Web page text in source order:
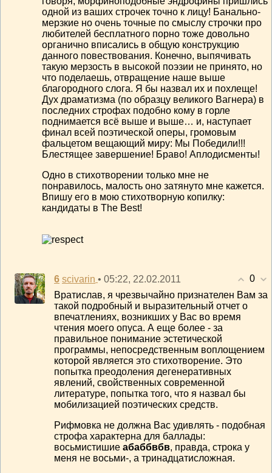
одной из ваших строчек точно к лицу! Банально-
мерзкие но очень точные по смыслу строчки про
любителей бесплатного порно тоже довольно
органично вписались в общую конструкцию
данного повествования. Конечно, выпячивать
такую мерзость в высокой поэзии не принято, но
что поделаешь, отвращение наше выше
благородного слога. Я бы назвал их и похлеще!
Дух драматизма (по образцу великого Вагнера) в
последних строфах подобно кому в горле
поднимается всё выше и выше… и, наступает
финал всей поэтической оперы, громовым
фальцетом вещающий миру: Мы Победили!!!
Блестящее завершение! Браво! Аплодисменты!
Одно в стихотворении только мне не
понравилось, малость оно затянуто мне кажется.
Впишу его в мою стихотворную копилку:
кандидаты в The Best!
0
6 scivarin • 05:22, 22.02.2011
Вратислав, я чрезвычайно признателен Вам за
такой подробный и выразительный отчет о
впечатлениях, возникших у Вас во время
чтения моего опуса. А еще более - за
правильное понимание эстетической
программы, непосредственным воплощением
которой является это стихотворение. Это
попытка преодоления дегенеративных
явлений, свойственных современной
литературе, попытка того, что я назвал бы
мобилизацией поэтических средств.
Рифмовка не должна Вас удивлять - подобная
строфа характерна для баллады:
восьмистишие абаббвбв, правда, строка у
меня не восьми-, а тринадцатисложная.